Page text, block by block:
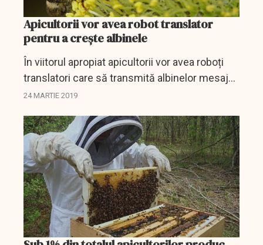
Apicultorii vor avea robot translator
pentru a crește albinele
În viitorul apropiat apicultorii vor avea roboți
translatori care să transmită albinelor mesaje
importante pentru siguranța lor.
24 MARTIE 2019